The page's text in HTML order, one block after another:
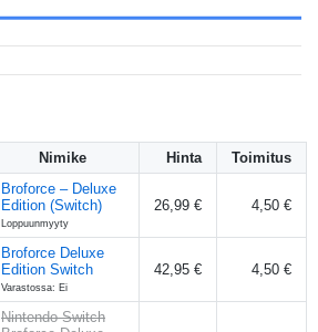
Nimike Hinta Toimitus
Broforce – Deluxe
Edition (Switch)
Loppuunmyyty
26,99 € 4,50 €
Broforce Deluxe
Edition Switch
Varastossa: Ei
42,95 € 4,50 €
Nintendo Switch